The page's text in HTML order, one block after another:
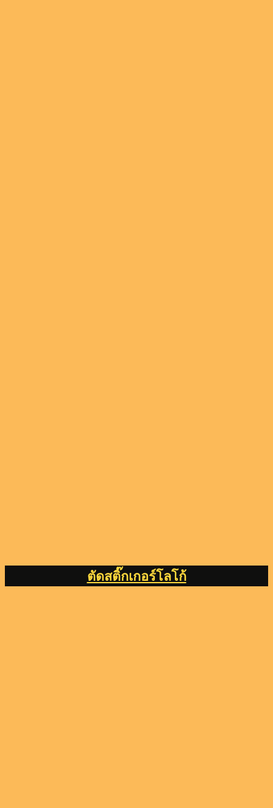
ตัดสติ๊กเกอร์โลโก้